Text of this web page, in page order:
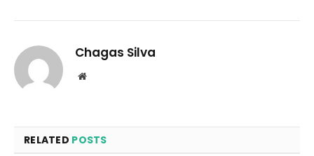
Chagas Silva
Website
RELATED POSTS